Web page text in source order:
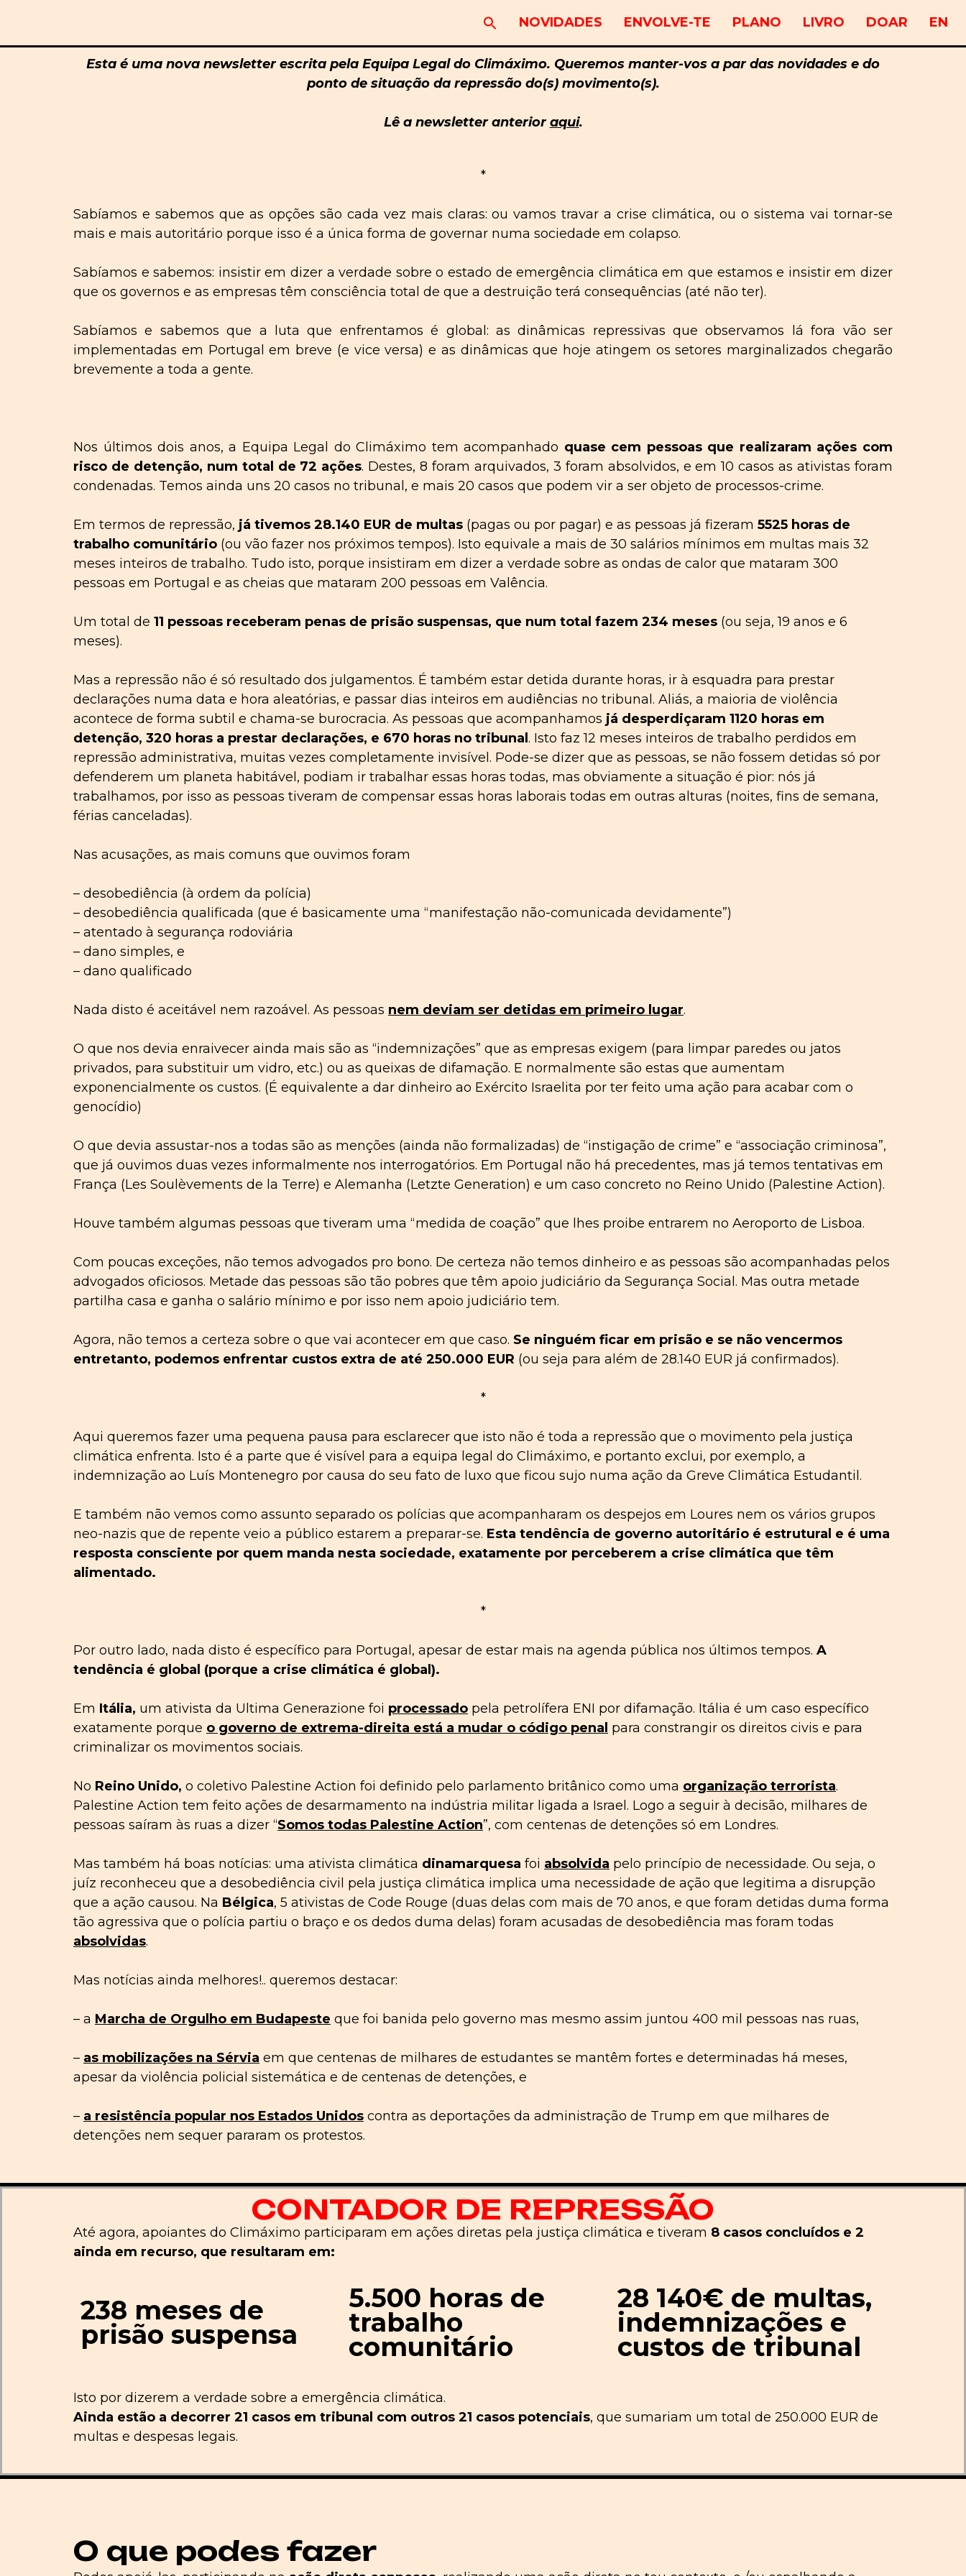
NOVIDADES ENVOLVE-TE PLANO LIVRO DOAR EN
Esta é uma nova newsletter escrita pela Equipa Legal do Climáximo. Queremos manter-vos a par das novidades e do
ponto de situação da repressão do(s) movimento(s).
Lê a newsletter anterioraqui.
*
Sabíamos e sabemos que as opções são cada vez mais claras: ou vamos travar a crise climática, ou o sistema vai tornar-se
mais e mais autoritário porque isso é a única forma de governar numa sociedade em colapso.
Sabíamos e sabemos: insistir em dizer a verdade sobre o estado de emergência climática em que estamos e insistir em dizer
que os governos e as empresas têm consciência total de que a destruição terá consequências (até não ter).
Sabíamos e sabemos que a luta que enfrentamos é global: as dinâmicas repressivas queobservamos lá fora vão ser
implementadas em Portugalem breve (e vice versa) e as dinâmicas que hoje atingem os setores marginalizados chegarão
brevemente a toda a gente.
Nos últimos dois anos, a Equipa Legal do Climáximo tem acompanhado quase cem pessoas que realizaram ações com
risco de detenção, num total de 72 ações. Destes, 8 foram arquivados, 3 foram absolvidos, e em 10 casos as ativistas foram
condenadas. Temos ainda uns 20 casos no tribunal, e mais 20 casos que podem vir a ser objeto de processos-crime.
Em termos de repressão, já tivemos 28.140 EUR de multas (pagas ou por pagar) e as pessoas já fizeram 5525 horas de
trabalho comunitário (ou vão fazer nos próximos tempos). Isto equivale a mais de 30 salários mínimos em multas mais 32
meses inteiros de trabalho. Tudo isto, porque insistiram em dizer a verdade sobre as ondas de calor que mataram 300
pessoas em Portugal e as cheias que mataram 200 pessoas em Valência.
Um total de 11 pessoas receberam penas de prisão suspensas, que num total fazem 234 meses (ou seja, 19 anos e 6
meses).
Mas a repressão não é só resultado dos julgamentos. É também estar detida durante horas, ir à esquadra para prestar
declarações numa data e hora aleatórias, e passar dias inteiros em audiências no tribunal. Aliás, a maioria de violência
acontece de forma subtil e chama-se burocracia. As pessoas que acompanhamos já desperdiçaram 1120 horas em
detenção, 320 horas a prestar declarações, e 670 horas no tribunal . Isto faz 12 meses inteiros de trabalho perdidos em
repressão administrativa, muitas vezes completamente invisível. Pode-se dizer que as pessoas, se não fossem detidas só por
defenderem um planeta habitável, podiam ir trabalhar essas horas todas, mas obviamente a situação é pior: nós já
trabalhamos, por isso as pessoas tiveram de compensar essas horas laborais todas em outras alturas (noites, fins de semana,
férias canceladas).
Nas acusações, as mais comuns que ouvimos foram
– desobediência (à ordem da polícia)
– desobediência qualificada (que é basicamente uma “manifestação não-comunicada devidamente”)
– atentado à segurança rodoviária
– dano simples, e
– dano qualificado
Nada disto é aceitável nem razoável. As pessoas nem deviam ser detidas em primeiro lugar.
O que nos devia enraivecer ainda mais são as “indemnizações” que as empresas exigem (para limpar paredes ou jatos
privados, para substituir um vidro, etc.) ou as queixas de difamação. E normalmente são estas que aumentam
exponencialmente os custos. (É equivalente a dar dinheiro ao Exército Israelita por ter feito uma ação para acabar com o
genocídio)
O que devia assustar-nos a todas são as menções (ainda não formalizadas) de “instigação de crime” e “associação criminosa”,
que já ouvimos duas vezes informalmente nos interrogatórios. Em Portugal não há precedentes, mas já temos tentativas em
França (Les Soulèvements de la Terre) e Alemanha (Letzte Generation) e um caso concreto no Reino Unido (Palestine Action).
Houve também algumas pessoas que tiveram uma “medida de coação” que lhes proibe entrarem no Aeroporto de Lisboa.
Com poucas exceções, não temos advogados pro bono. De certeza não temos dinheiro e as pessoas são acompanhadas pelos
advogados oficiosos. Metade das pessoas são tão pobres que têm apoio judiciário da Segurança Social. Mas outra metade
partilha casa e ganha o salário mínimo e por isso nem apoio judiciário tem.
Agora, não temos a certeza sobre o que vai acontecer em que caso. Se ninguém ficar em prisão e se não vencermos
entretanto, podemos enfrentar custos extra de até 250.000 EUR (ou seja para além de 28.140 EUR já confirmados).
*
Aqui queremos fazer uma pequena pausa para esclarecer que isto não é toda a repressão que o movimento pela justiça
climática enfrenta. Isto é a parte que é visível para a equipa legal do Climáximo, e portanto exclui, por exemplo, a
indemnização ao Luís Montenegro por causa do seu fato de luxo que ficou sujo numa ação da Greve Climática Estudantil.
E também não vemos como assunto separado os polícias que acompanharam os despejos em Loures nem os vários grupos
neo-nazis que de repente veio a público estarem a preparar-se. Esta tendência de governo autoritário é estrutural e é uma
resposta consciente por quem manda nesta sociedade, exatamente por perceberem a crise climática que têm
alimentado.
*
Por outro lado, nada disto é específico para Portugal, apesar de estar mais na agenda pública nos últimos tempos. A
tendência é global (porque a crise climática é global ).
Em Itália, um ativista da Ultima Generazione foi processado pela petrolífera ENI por difamação. Itália é um caso específico
exatamente porque o governo de extrema-direita está a mudar o código penal para constrangir os direitos civis e para
criminalizar os movimentos sociais.
No Reino Unido, o coletivo Palestine Action foi definido pelo parlamento britânico como uma organização terrorista.
Palestine Action tem feito ações de desarmamento na indústria militar ligada a Israel. Logo a seguir à decisão, milhares de
pessoas saíram às ruas a dizer “Somos todas Palestine Action”, com centenas de detenções só em Londres.
Mas também há boas notícias: uma ativista climática dinamarquesa foi absolvida pelo princípio de necessidade. Ou seja, o
juíz reconheceu que a desobediência civil pela justiça climática implica uma necessidade de ação que legitima a disrupção
que a ação causou. Na Bélgica, 5 ativistas de Code Rouge (duas delas com mais de 70 anos, e que foram detidas duma forma
tão agressiva que o polícia partiu o braço e os dedos duma delas) foram acusadas de desobediência mas foram todas
absolvidas.
Mas notícias ainda melhores!.. queremos destacar:
– a Marcha de Orgulho em Budapeste que foi banida pelo governo mas mesmo assim juntou 400 mil pessoas nas ruas,
– as mobilizações na Sérvia em que centenas de milhares de estudantes se mantêm fortes e determinadas há meses,
apesar da violência policial sistemática e de centenas de detenções, e
– a resistência popular nos Estados Unidos contra as deportações da administração de Trump em que milhares de
detenções nem sequer pararam os protestos.
CONTADOR DE REPRESSÃO
Até agora, apoiantes do Climáximo participaram em ações diretas pela justiça climática e tiveram 8 casos concluídos e 2
ainda em recurso, que resultaram em:
238 meses de
prisão suspensa
5.500 horas de
trabalho
comunitário
28 140€ de multas,
indemnizações e
custos de tribunal
Isto por dizerem a verdade sobre a emergência climática.
Ainda estão a decorrer 21 casos em tribunal com outros 21 casos potenciais, que sumariam um total de 250.000 EUR de
multas e despesas legais.
O que podes fazer